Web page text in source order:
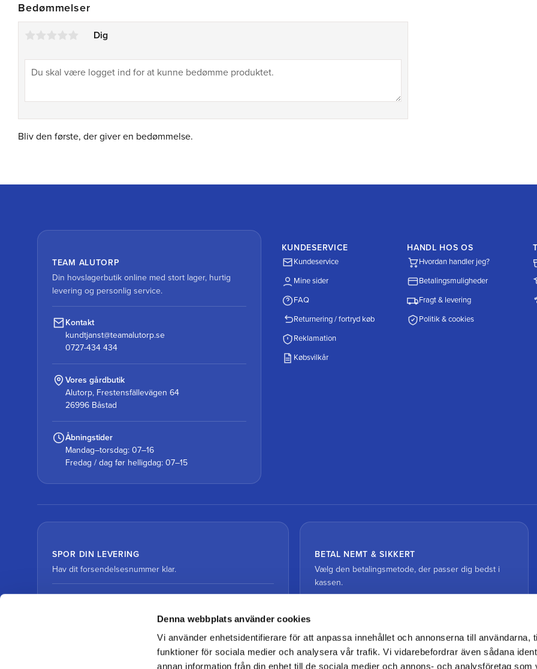
Denna webbplats använder cookies
Vi använder enhetsidentifierare för att anpassa innehållet och annonserna till användarna,
funktioner för sociala medier och analysera vår trafik. Vi vidarebefordrar även sådana
annan information från din enhet till de sociala medier och annons- och analysföretag som
Bedømmelser
Dig
Bliv den første, der giver en bedømmelse.
TEAM ALUTORP
Din hovslagerbutik online med stort lager, hurtig
levering og personlig service.
Kontakt
kundtjanst@teamalutorp.se
0727-434 434
Vores gårdbutik
Alutorp, Frestensfällevägen 64
26996 Båstad
Åbningstider
Mandag–torsdag: 07–16
Fredag / dag før helligdag: 07–15
KUNDESERVICE
Kundeservice
Mine sider
FAQ
Returnering / fortryd køb
Reklamation
Købsvilkår
HANDL HOS OS
Hvordan handler jeg?
Betalingsmuligheder
Fragt & levering
Politik & cookies
SPOR DIN LEVERING
Hav dit forsendelsesnummer klar.
Spor pakke med DSV
BETAL NEMT & SIKKERT
Vælg den betalingsmetode, der passer dig bedst i
kassen.